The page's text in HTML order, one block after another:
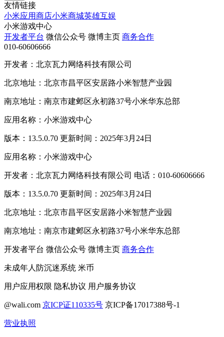
友情链接
小米应用商店小米商城英雄互娱
小米游戏中心
开发者平台 微信公众号 微博主页 商务合作
010-60606666
开发者：北京瓦力网络科技有限公司
北京地址：北京市昌平区安居路小米智慧产业园
南京地址：南京市建邺区永初路37号小米华东总部
应用名称：小米游戏中心
版本：13.5.0.70 更新时间：2025年3月24日
应用名称：小米游戏中心
开发者：北京瓦力网络科技有限公司 电话：010-60606666
版本：13.5.0.70 更新时间：2025年3月24日
北京地址：北京市昌平区安居路小米智慧产业园
南京地址：南京市建邺区永初路37号小米华东总部
开发者平台 微信公众号 微博主页 商务合作
未成年人防沉迷系统 米币
用户应用权限 隐私协议 用户服务协议
@wali.com 京ICP证110335号 京ICP备17017388号-1
营业执照